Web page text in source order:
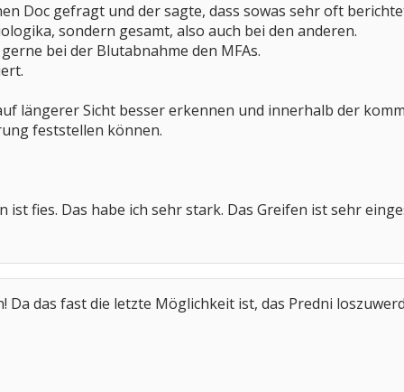
Doc gefragt und der sagte, dass sowas sehr oft
sondern gesamt, also auch bei den anderen.
bei der Blutabnahme den MFAs.
längerer Sicht besser erkennen und innerhalb der
feststellen können.
ist fies. Das habe ich sehr stark. Das Greifen ist sehr
Da das fast die letzte Möglichkeit ist, das Predni